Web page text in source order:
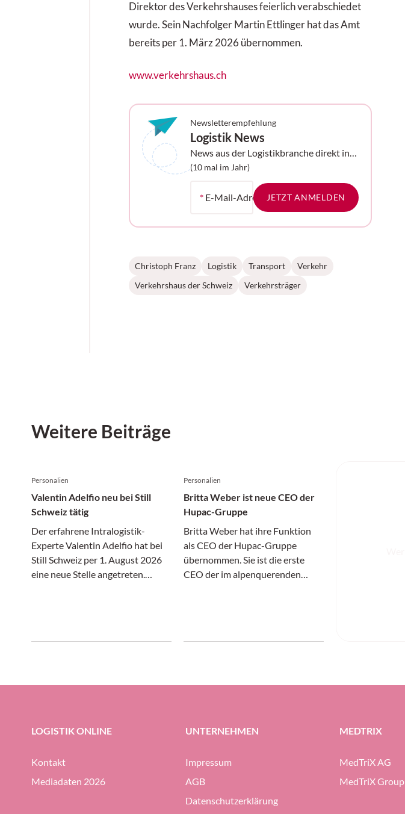
Direktor des Verkehrshauses feierlich verabschiedet
wurde. Sein Nachfolger Martin Ettlinger hat das Amt
bereits per 1. März 2026 übernommen.
www.verkehrshaus.ch
Newsletterempfehlung
Logistik News
News aus der Logistikbranche direkt in
Ihrem Postfach
(10 mal im Jahr)
* E-Mail-AdresseJETZT ANMELDEN
Christoph Franz Logistik Transport
Verkehr
Verkehrshaus der Schweiz
Verkehrsträger
Weitere Beiträge
Personalien
Valentin Adelfio neu bei Still
Schweiz tätig
Der erfahrene Intralogistik-
Experte Valentin Adelfio hat bei
Still Schweiz per 1. August 2026
eine neue Stelle angetreten.
Personalien
Britta Weber ist neue CEO der
Hupac-Gruppe
Britta Weber hat ihre Funktion
als CEO der Hupac-Gruppe
übernommen. Sie ist die erste
CEO der im alpenquerenden
LOGISTIK ONLINE
Kontakt
Mediadaten 2026
UNTERNEHMEN
Impressum
AGB
Datenschutzerklärung
MEDTRIX
MedTriX AG
MedTriX Group